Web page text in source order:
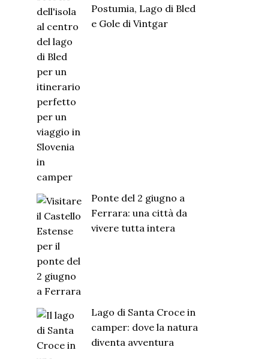
Postumia, Lago di Bled
e Gole di Vintgar
Ponte del 2 giugno a
Ferrara: una città da
vivere tutta intera
Lago di Santa Croce in
camper: dove la natura
diventa avventura